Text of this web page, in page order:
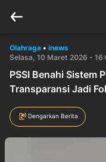
Olahraga • inews
Selasa, 10 Maret 2026 -
PSSI Benahi Sistem
Transparansi Jadi
Dengarkan Berita